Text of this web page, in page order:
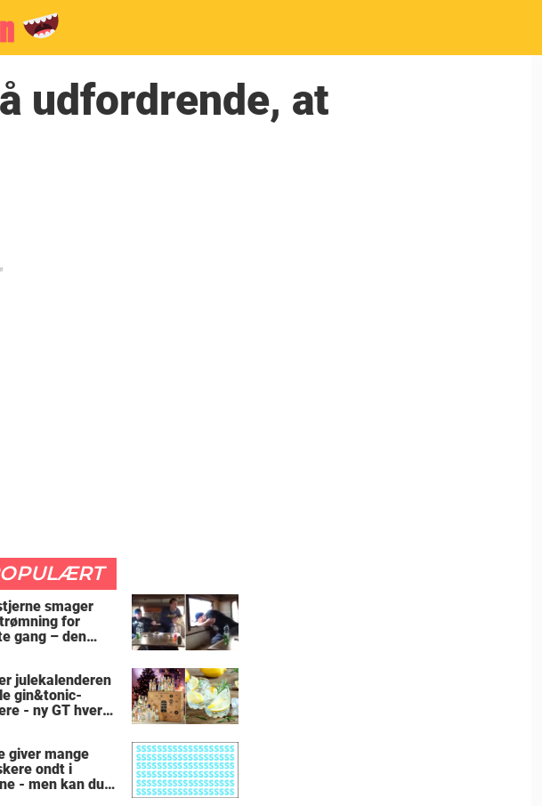
udfordrende, at
smager
for
gang – den
af grin
julekalenderen
gin&tonic-
- ny GT hver
giver mange
ondt i
- men kan du